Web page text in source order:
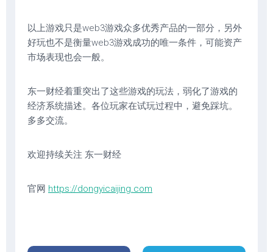
以上游戏只是web3游戏众多优秀产品的一部分，另外
好玩也不是衡量web3游戏成功的唯一条件，可能资产
市场表现也会一般。
东一财经着重突出了这些游戏的玩法，弱化了游戏的
经济系统描述。各位玩家在试玩过程中，避免踩坑。
多多交流。
欢迎持续关注 东一财经
官网 https://dongyicaijing.com